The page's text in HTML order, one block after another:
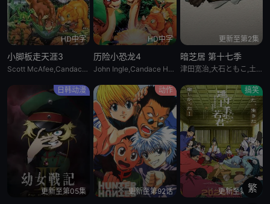
HD中字
小脚板走天涯3
Scott McAfee,Candace Hutson,Heather Hogan
HD中字
历险小恐龙4
John Ingle,Candace Hutson,Heather Hogan,Rob Paulsen,Jeff Bennett,Scott McAfee,Carol Bruce
更新至第2集
暗芝居 第十七季
津田宽治,大石ともこ,土屋咲登子,篠田谅,白川礼,新纳敏正,三宅美羽,中村朱里,山根馅,五郎丸莉菜,花谷聪亮,拓也,翔司
日韩动漫
更新至第05集
动作
更新至第92话
搞笑
更新至第3话
繁